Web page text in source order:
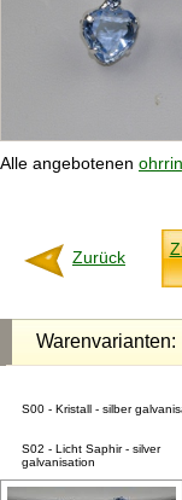
Alle angebotenen
Zurück
Warenvarianten:
S00 - Kristall - silber
S02 - Licht Saphir - silver
galvanisation